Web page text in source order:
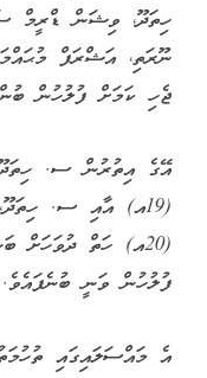
ޖެހި ކަމަށް ފުލުހުން
އޭގެ އިތުރުން ސ.
(19އ) އާއި ސ.
(20އ) ހަތް
ފުލުހުން ވަނީ ބުނެފައެވެ.
އެ މައްސަލައިގައި